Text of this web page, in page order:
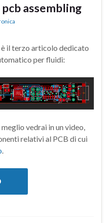
assembling
il terzo articolo dedicato
per fluidi:
vedrai in un video,
relativi al PCB di cui
.